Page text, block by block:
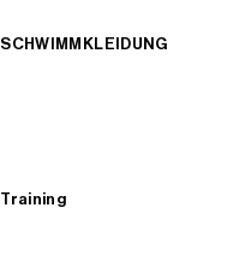
SCHWIMMKLEIDUNG
Training